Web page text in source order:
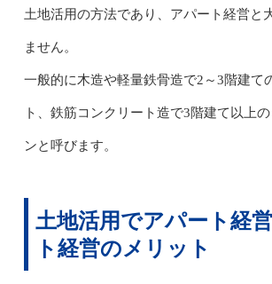
土地活用の方法であり、アパート経営と
ません。
一般的に木造や軽量鉄骨造で2～3階建て
ト、鉄筋コンクリート造で3階建て以上
ンと呼びます。
土地活用でアパート経
ト経営のメリット